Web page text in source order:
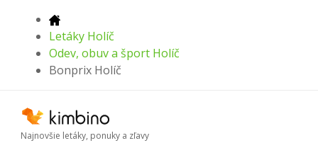
Letáky Holíč
Odev, obuv a šport Holíč
Bonprix Holíč
Najnovšie letáky, ponuky a zľavy